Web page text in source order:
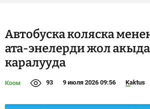
Автобуска коляска
ата-энелерди жол
каралууда
Коом 93 9 июля 2026 09:56 Kaktus